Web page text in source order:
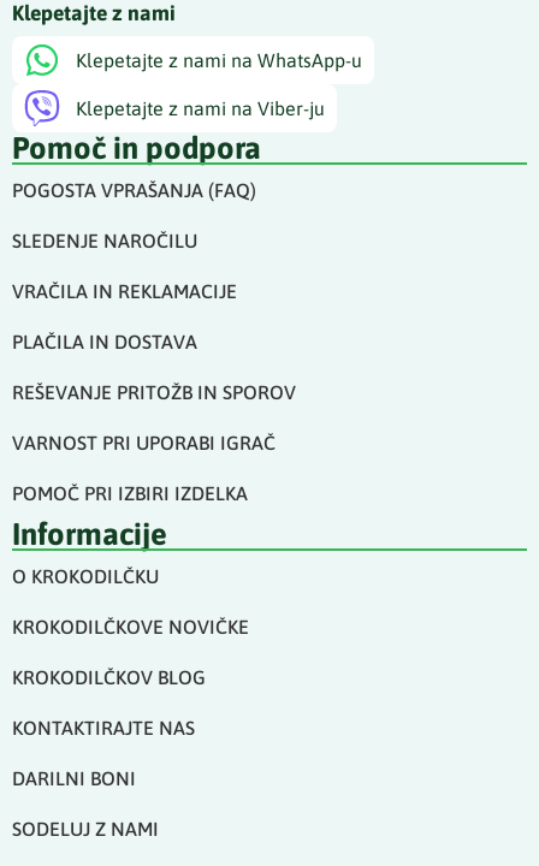
Klepetajte z nami
Klepetajte z nami na WhatsApp-u
Klepetajte z nami na Viber-ju
Pomoč in podpora
POGOSTA VPRAŠANJA (FAQ)
SLEDENJE NAROČILU
VRAČILA IN REKLAMACIJE
PLAČILA IN DOSTAVA
REŠEVANJE PRITOŽB IN SPOROV
VARNOST PRI UPORABI IGRAČ
POMOČ PRI IZBIRI IZDELKA
Informacije
O KROKODILČKU
KROKODILČKOVE NOVIČKE
KROKODILČKOV BLOG
KONTAKTIRAJTE NAS
DARILNI BONI
SODELUJ Z NAMI